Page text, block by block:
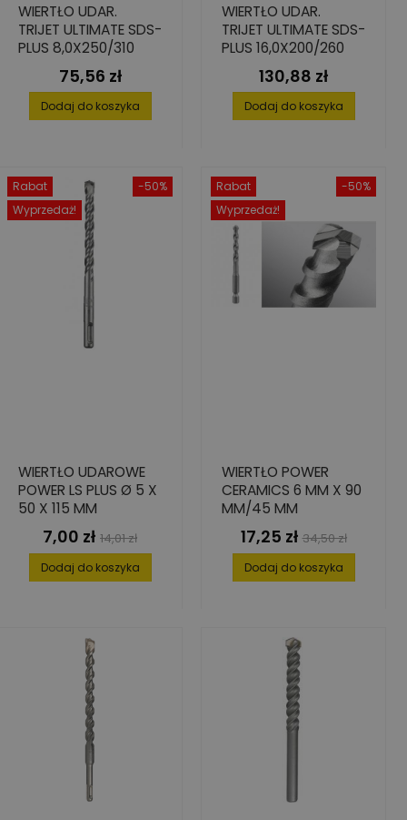
WIERTŁO UDAR.
TRIJET ULTIMATE SDS-
PLUS 8,0X250/310
Cena
75,56 zł
Dodaj do koszyka
WIERTŁO UDAR.
TRIJET ULTIMATE SDS-
PLUS 16,0X200/260
Cena
130,88 zł
Dodaj do koszyka
-50%
Rabat
Wyprzedaż!
WIERTŁO UDAROWE
POWER LS PLUS Ø 5 X
50 X 115 MM
Cena
7,00 zł Cena
podstawowa
14,01 zł
Dodaj do koszyka
-50%
Rabat
Wyprzedaż!
WIERTŁO POWER
CERAMICS 6 MM X 90
MM/45 MM
Cena
17,25 zł Cena
podstawowa
34,50 zł
Dodaj do koszyka